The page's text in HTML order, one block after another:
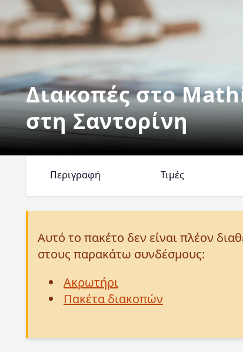
Διακοπές στο
στη Σαντορίνη
Περιγραφή Τιμές
Αυτό το πακέτο δεν είναι πλέον
στους παρακάτω συνδέσμους:
Ακρωτήρι
Πακέτα διακοπών